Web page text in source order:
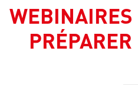
WEBINAIRES
PRÉPARER